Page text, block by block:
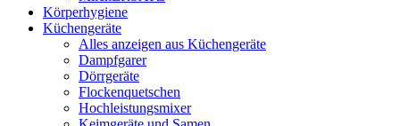
Körperhygiene
Küchengeräte
Alles anzeigen aus Küchengeräte
Dampfgarer
Dörrgeräte
Flockenquetschen
Hochleistungsmixer